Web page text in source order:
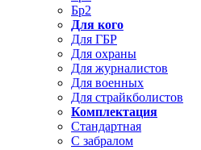
Бр2
Для кого
Для ГБР
Для охраны
Для журналистов
Для военных
Для страйкболистов
Комплектация
Стандартная
С забралом